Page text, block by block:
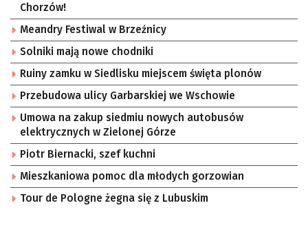
Chorzów!
Meandry Festiwal w Brzeźnicy
Solniki mają nowe chodniki
Ruiny zamku w Siedlisku miejscem święta plonów
Przebudowa ulicy Garbarskiej we Wschowie
Umowa na zakup siedmiu nowych autobusów
elektrycznych w Zielonej Górze
Piotr Biernacki, szef kuchni
Mieszkaniowa pomoc dla młodych gorzowian
Tour de Pologne żegna się z Lubuskim